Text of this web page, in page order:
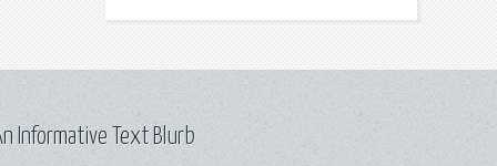
Informative Text Blurb